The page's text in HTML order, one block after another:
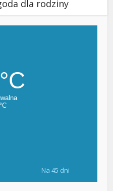
dla rodziny
Na 45 dni